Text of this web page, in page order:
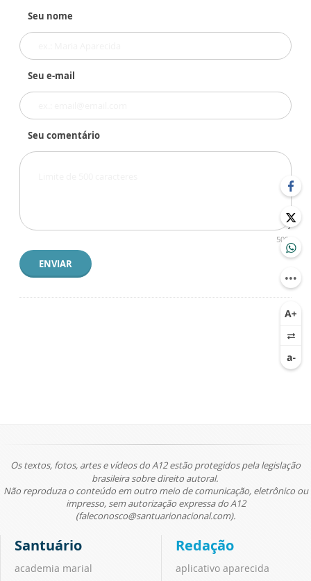
Seu nome
Seu e-mail
Seu comentário
500
ENVIAR
Os textos, fotos, artes e vídeos do A12 estão protegidos pela legislação
brasileira sobre direito autoral.
Não reproduza o conteúdo em outro meio de comunicação, eletrônico ou
impresso, sem autorização expressa do A12
(faleconosco@santuarionacional.com).
Santuário
academia marial
Redação
aplicativo aparecida